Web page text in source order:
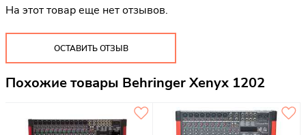
На этот товар еще нет отзывов.
ОСТАВИТЬ ОТЗЫВ
Похожие товары Behringer Xenyx 1202